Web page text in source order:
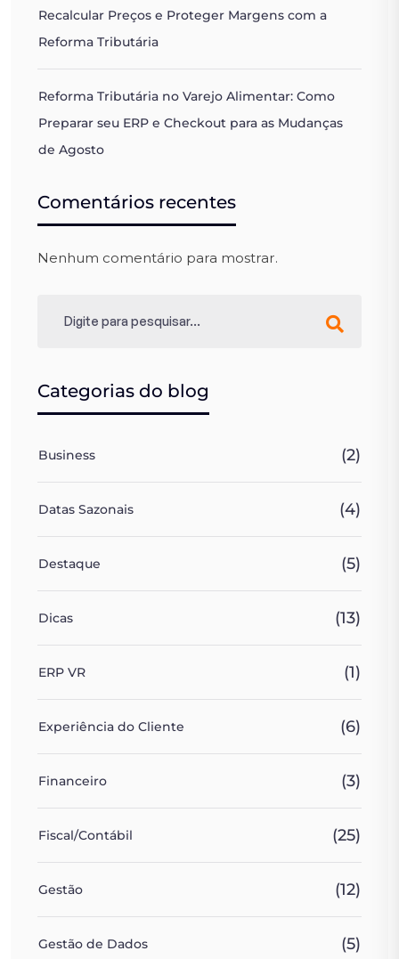
Recalcular Preços e Proteger Margens com a
Reforma Tributária
Reforma Tributária no Varejo Alimentar: Como
Preparar seu ERP e Checkout para as Mudanças
de Agosto
Comentários recentes
Nenhum comentário para mostrar.
Categorias do blog
Business (2)
Datas Sazonais (4)
Destaque (5)
Dicas (13)
ERP VR (1)
Experiência do Cliente (6)
Financeiro (3)
Fiscal/Contábil (25)
Gestão (12)
Gestão de Dados (5)